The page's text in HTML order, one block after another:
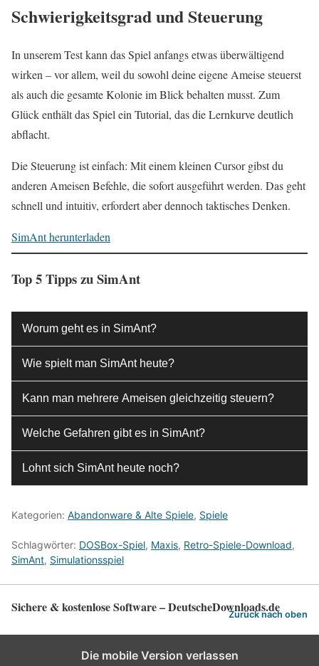
Schwierigkeitsgrad und Steuerung
In unserem Test kann das Spiel anfangs etwas überwältigend
wirken – vor allem, weil du sowohl deine eigene Ameise steuerst
als auch die gesamte Kolonie im Blick behalten musst. Zum
Glück enthält das Spiel ein Tutorial, das die Lernkurve deutlich
abflacht.
Die Steuerung ist einfach: Mit einem kleinen Cursor gibst du
anderen Ameisen Befehle, die sofort ausgeführt werden. Das geht
schnell und intuitiv, erfordert aber dennoch taktisches Denken.
SimAnt herunterladen
Top 5 Tipps zu SimAnt
Worum geht es in SimAnt?
Wie spielt man SimAnt heute?
Kann man mehrere Ameisen gleichzeitig steuern?
Welche Gefahren gibt es in SimAnt?
Lohnt sich SimAnt heute noch?
Kategorien: Abandonware & Alte Spiele, Spiele
Schlagwörter: DOSBox-Spiel, Maxis, Retro-Spiele-Download,
SimAnt, Simulationsspiel
Sichere & kostenlose Software – DeutscheDownloads.de
Zurück nach oben
Die mobile Version verlassen